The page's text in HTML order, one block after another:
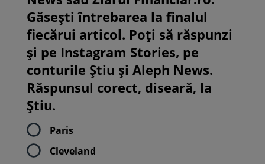
Găsești întrebarea la finalul
fiecărui articol. Poți să răspunzi
și pe Instagram Stories, pe
conturile Știu și Aleph News.
Răspunsul corect, diseară, la
Știu.
Paris
Cleveland